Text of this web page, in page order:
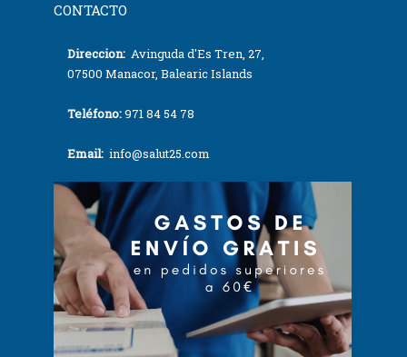
CONTACTO
Direccion: Avinguda d'Es Tren, 27,
07500 Manacor, Balearic Islands
Teléfono:971 84 54 78
Email: info@salut25.com